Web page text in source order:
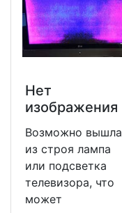
Нет
изображения
Возможно вышла
из строя лампа
или подсветка
телевизора, что
может